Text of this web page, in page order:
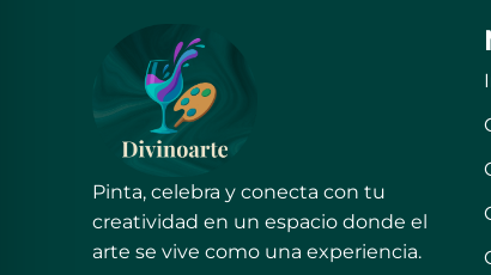
Pinta, celebra y conecta con tu
creatividad en un espacio donde el
arte se vive como una experiencia.